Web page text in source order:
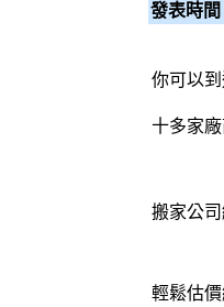
發表時間
你可以
十多家
搬家公司
輕鬆估價